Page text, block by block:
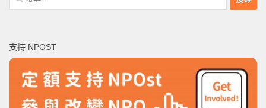
尋
字:
支持 NPOST